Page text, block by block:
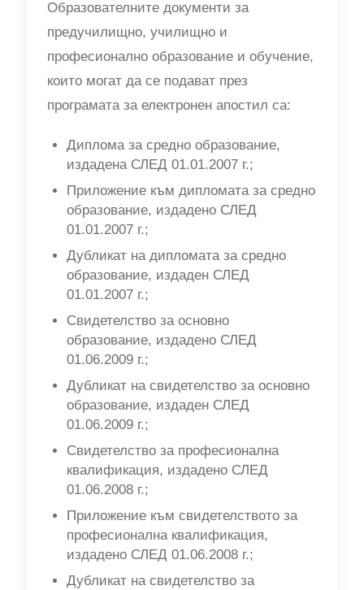
Образователните документи за
предучилищно, училищно и
професионално образование и обучение,
които могат да се подават през
програмата за електронен апостил са:
Диплома за средно образование,
издадена СЛЕД 01.01.2007 г.;
Приложение към дипломата за средно
образование, издадено СЛЕД
01.01.2007 г.;
Дубликат на дипломата за средно
образование, издаден СЛЕД
01.01.2007 г.;
Свидетелство за основно
образование, издадено СЛЕД
01.06.2009 г.;
Дубликат на свидетелство за основно
образование, издаден СЛЕД
01.06.2009 г.;
Свидетелство за професионална
квалификация, издадено СЛЕД
01.06.2008 г.;
Приложение към свидетелството за
професионална квалификация,
издадено СЛЕД 01.06.2008 г.;
Дубликат на свидетелство за